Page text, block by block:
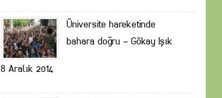
Üniversite hareketinde
bahara doğru – Gökay Işık
8 Aralık 2014